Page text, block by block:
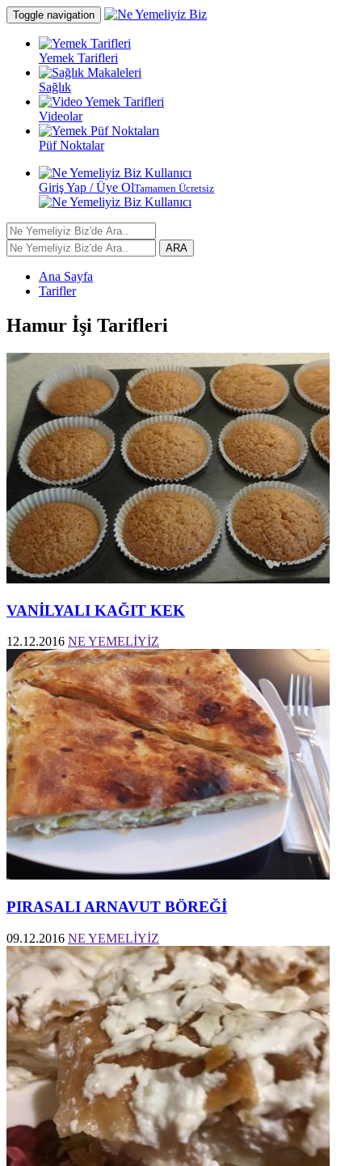
Toggle navigation
Yemek Tarifleri
Sağlık
Videolar
Püf Noktalar
Giriş Yap / Üye OlTamamen Ücretsiz
ARA
Ana Sayfa
Tarifler
Hamur İşi Tarifleri
VANİLYALI KAĞIT KEK
12.12.2016 NE YEMELİYİZ
PIRASALI ARNAVUT BÖREĞİ
09.12.2016 NE YEMELİYİZ